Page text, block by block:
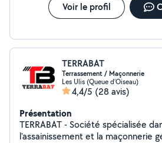
Voir le profil
TERRABAT
Terrassement / Maçonnerie
Les Ulis (Queue d'Oiseau)
4,4/5 (28 avis)
Présentation
TERRABAT - Société spécialisée
l'assainissement et la maçonnerie